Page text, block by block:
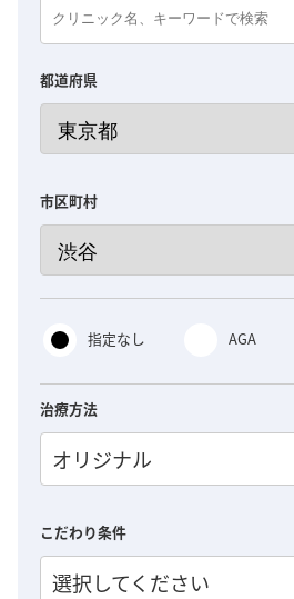
都道府県
市区町村
指定なし AGA
治療方法
オリジナル
こだわり条件
選択してください